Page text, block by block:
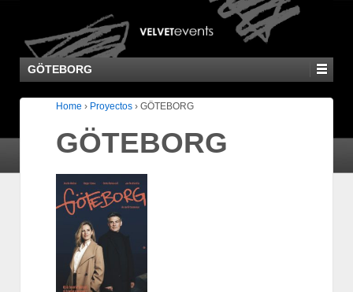
GÖTEBORG
Home › Proyectos › GÖTEBORG
GÖTEBORG